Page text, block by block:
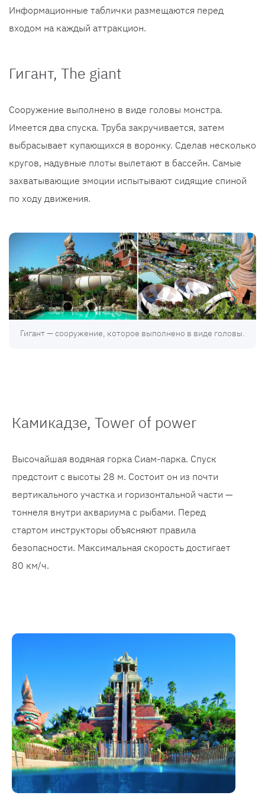
Информационные таблички размещаются перед
входом на каждый аттракцион.
Гигант, The giant
Сооружение выполнено в виде головы монстра.
Имеется два спуска. Труба закручивается, затем
выбрасывает купающихся в воронку. Сделав несколько
кругов, надувные плоты вылетают в бассейн. Самые
захватывающие эмоции испытывают сидящие спиной
по ходу движения.
Гигант — сооружение, которое выполнено в виде головы.
Камикадзе, Tower of power
Высочайшая водяная горка Сиам-парка. Спуск
предстоит с высоты 28 м. Состоит он из почти
вертикального участка и горизонтальной части —
тоннеля внутри аквариума с рыбами. Перед
стартом инструкторы объясняют правила
безопасности. Максимальная скорость достигает
80 км/ч.